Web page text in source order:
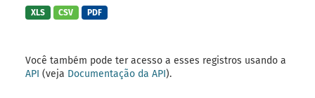
XLS CSV PDF
Você também pode ter acesso a esses registros usando a
API (veja Documentação da API).